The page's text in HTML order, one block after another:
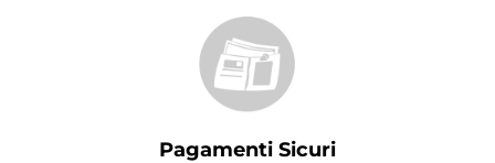
Pagamenti Sicuri